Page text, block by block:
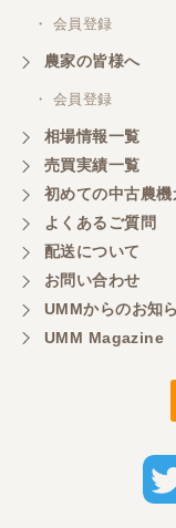
・ 会員登録
農家の皆様へ
・ 会員登録
相場情報一覧
売買実績一覧
初めての中古農機
よくあるご質問
配送について
お問い合わせ
UMMからのお知
UMM Magazine